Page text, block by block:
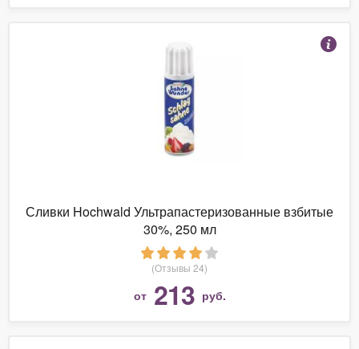
Сливки Hochwald Ультрапастеризованные взбитые
30%, 250 мл
(Отзывы 24)
от 213 руб.